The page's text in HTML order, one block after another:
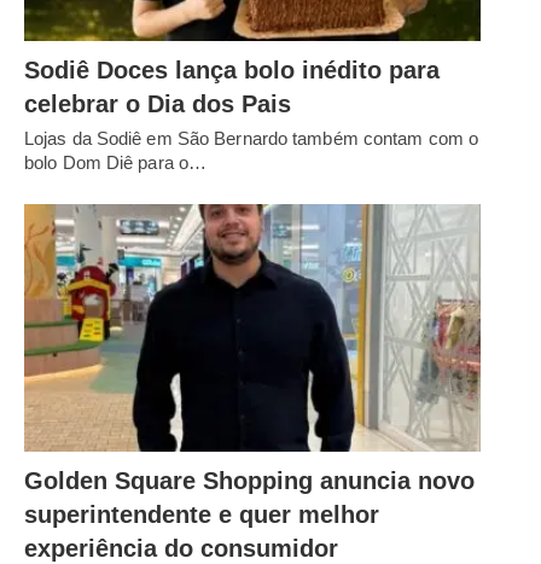
Sodiê Doces lança bolo inédito para
celebrar o Dia dos Pais
Lojas da Sodiê em São Bernardo também contam com o
bolo Dom Diê para o…
Golden Square Shopping anuncia novo
superintendente e quer melhor
experiência do consumidor